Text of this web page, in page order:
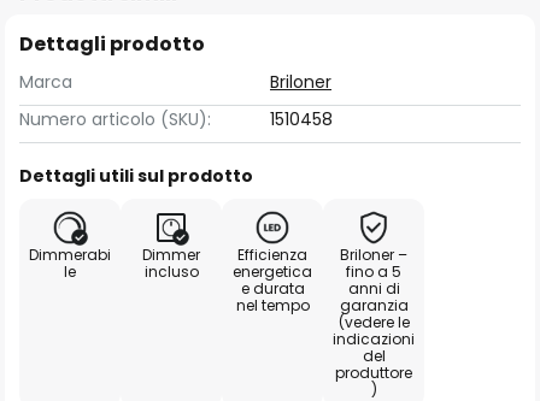
Dettagli prodotto
Marca
Briloner
Numero articolo (SKU):
1510458
Dettagli utili sul prodotto
Dimmerabi
le
Dimmer
incluso
Efficienza
energetica
e durata
nel tempo
Briloner –
fino a 5
anni di
garanzia
(vedere le
indicazioni
del
produttore
)